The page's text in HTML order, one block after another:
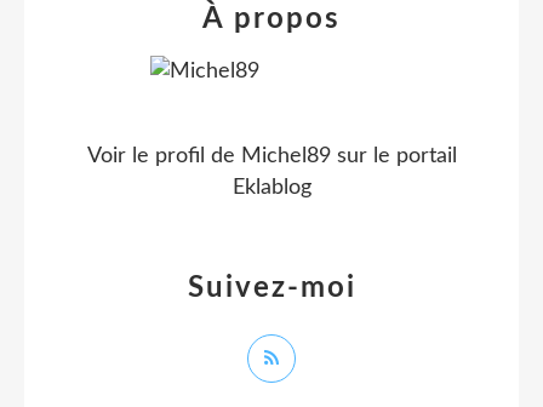
Suivez-moi
À propos
Voir le profil de Michel89sur le portail
Eklablog